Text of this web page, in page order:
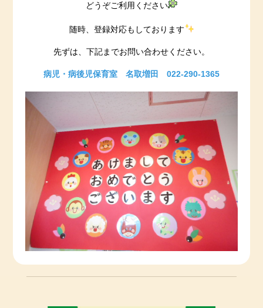
どうぞご利用ください
随時、登録対応もしております
先ずは、下記までお問い合わせください。
病児・病後児保育室 名取増田 022-290-1365